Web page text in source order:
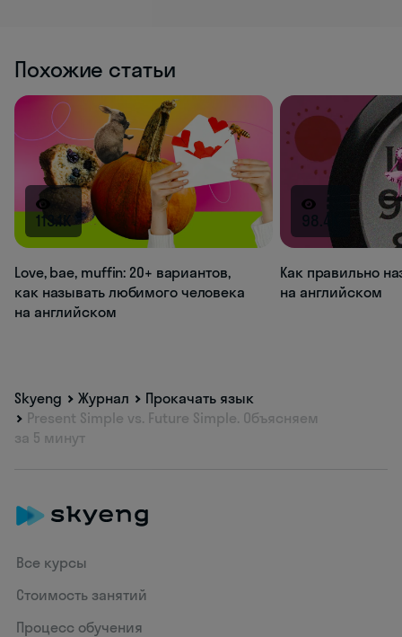
Похожие статьи
113.1K
Love, bae, muffin: 20+ вариантов,
как называть любимого человека
на английском
98.4K
Как правильно
на английском
Skyeng Журнал
Прокачать язык
Present Simple vs. Future Simple. Объясняем
за 5 минут
Все курсы
Стоимость занятий
Процесс обучения